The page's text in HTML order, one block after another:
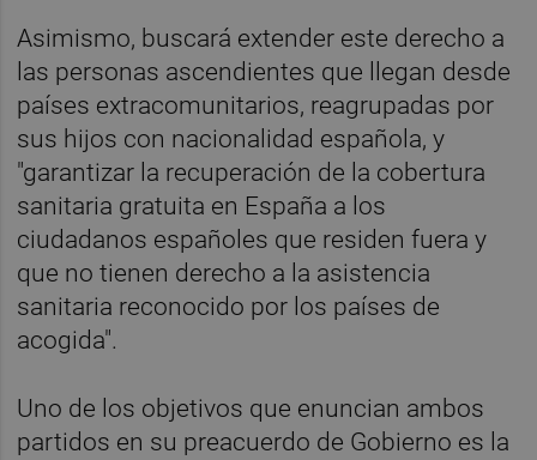
Asimismo, buscará extender este derecho a
las personas ascendientes que llegan desde
países extracomunitarios, reagrupadas por
sus hijos con nacionalidad española, y
"garantizar la recuperación de la cobertura
sanitaria gratuita en España a los
ciudadanos españoles que residen fuera y
que no tienen derecho a la asistencia
sanitaria reconocido por los países de
acogida".
Uno de los objetivos que enuncian ambos
partidos en su preacuerdo de Gobierno es la